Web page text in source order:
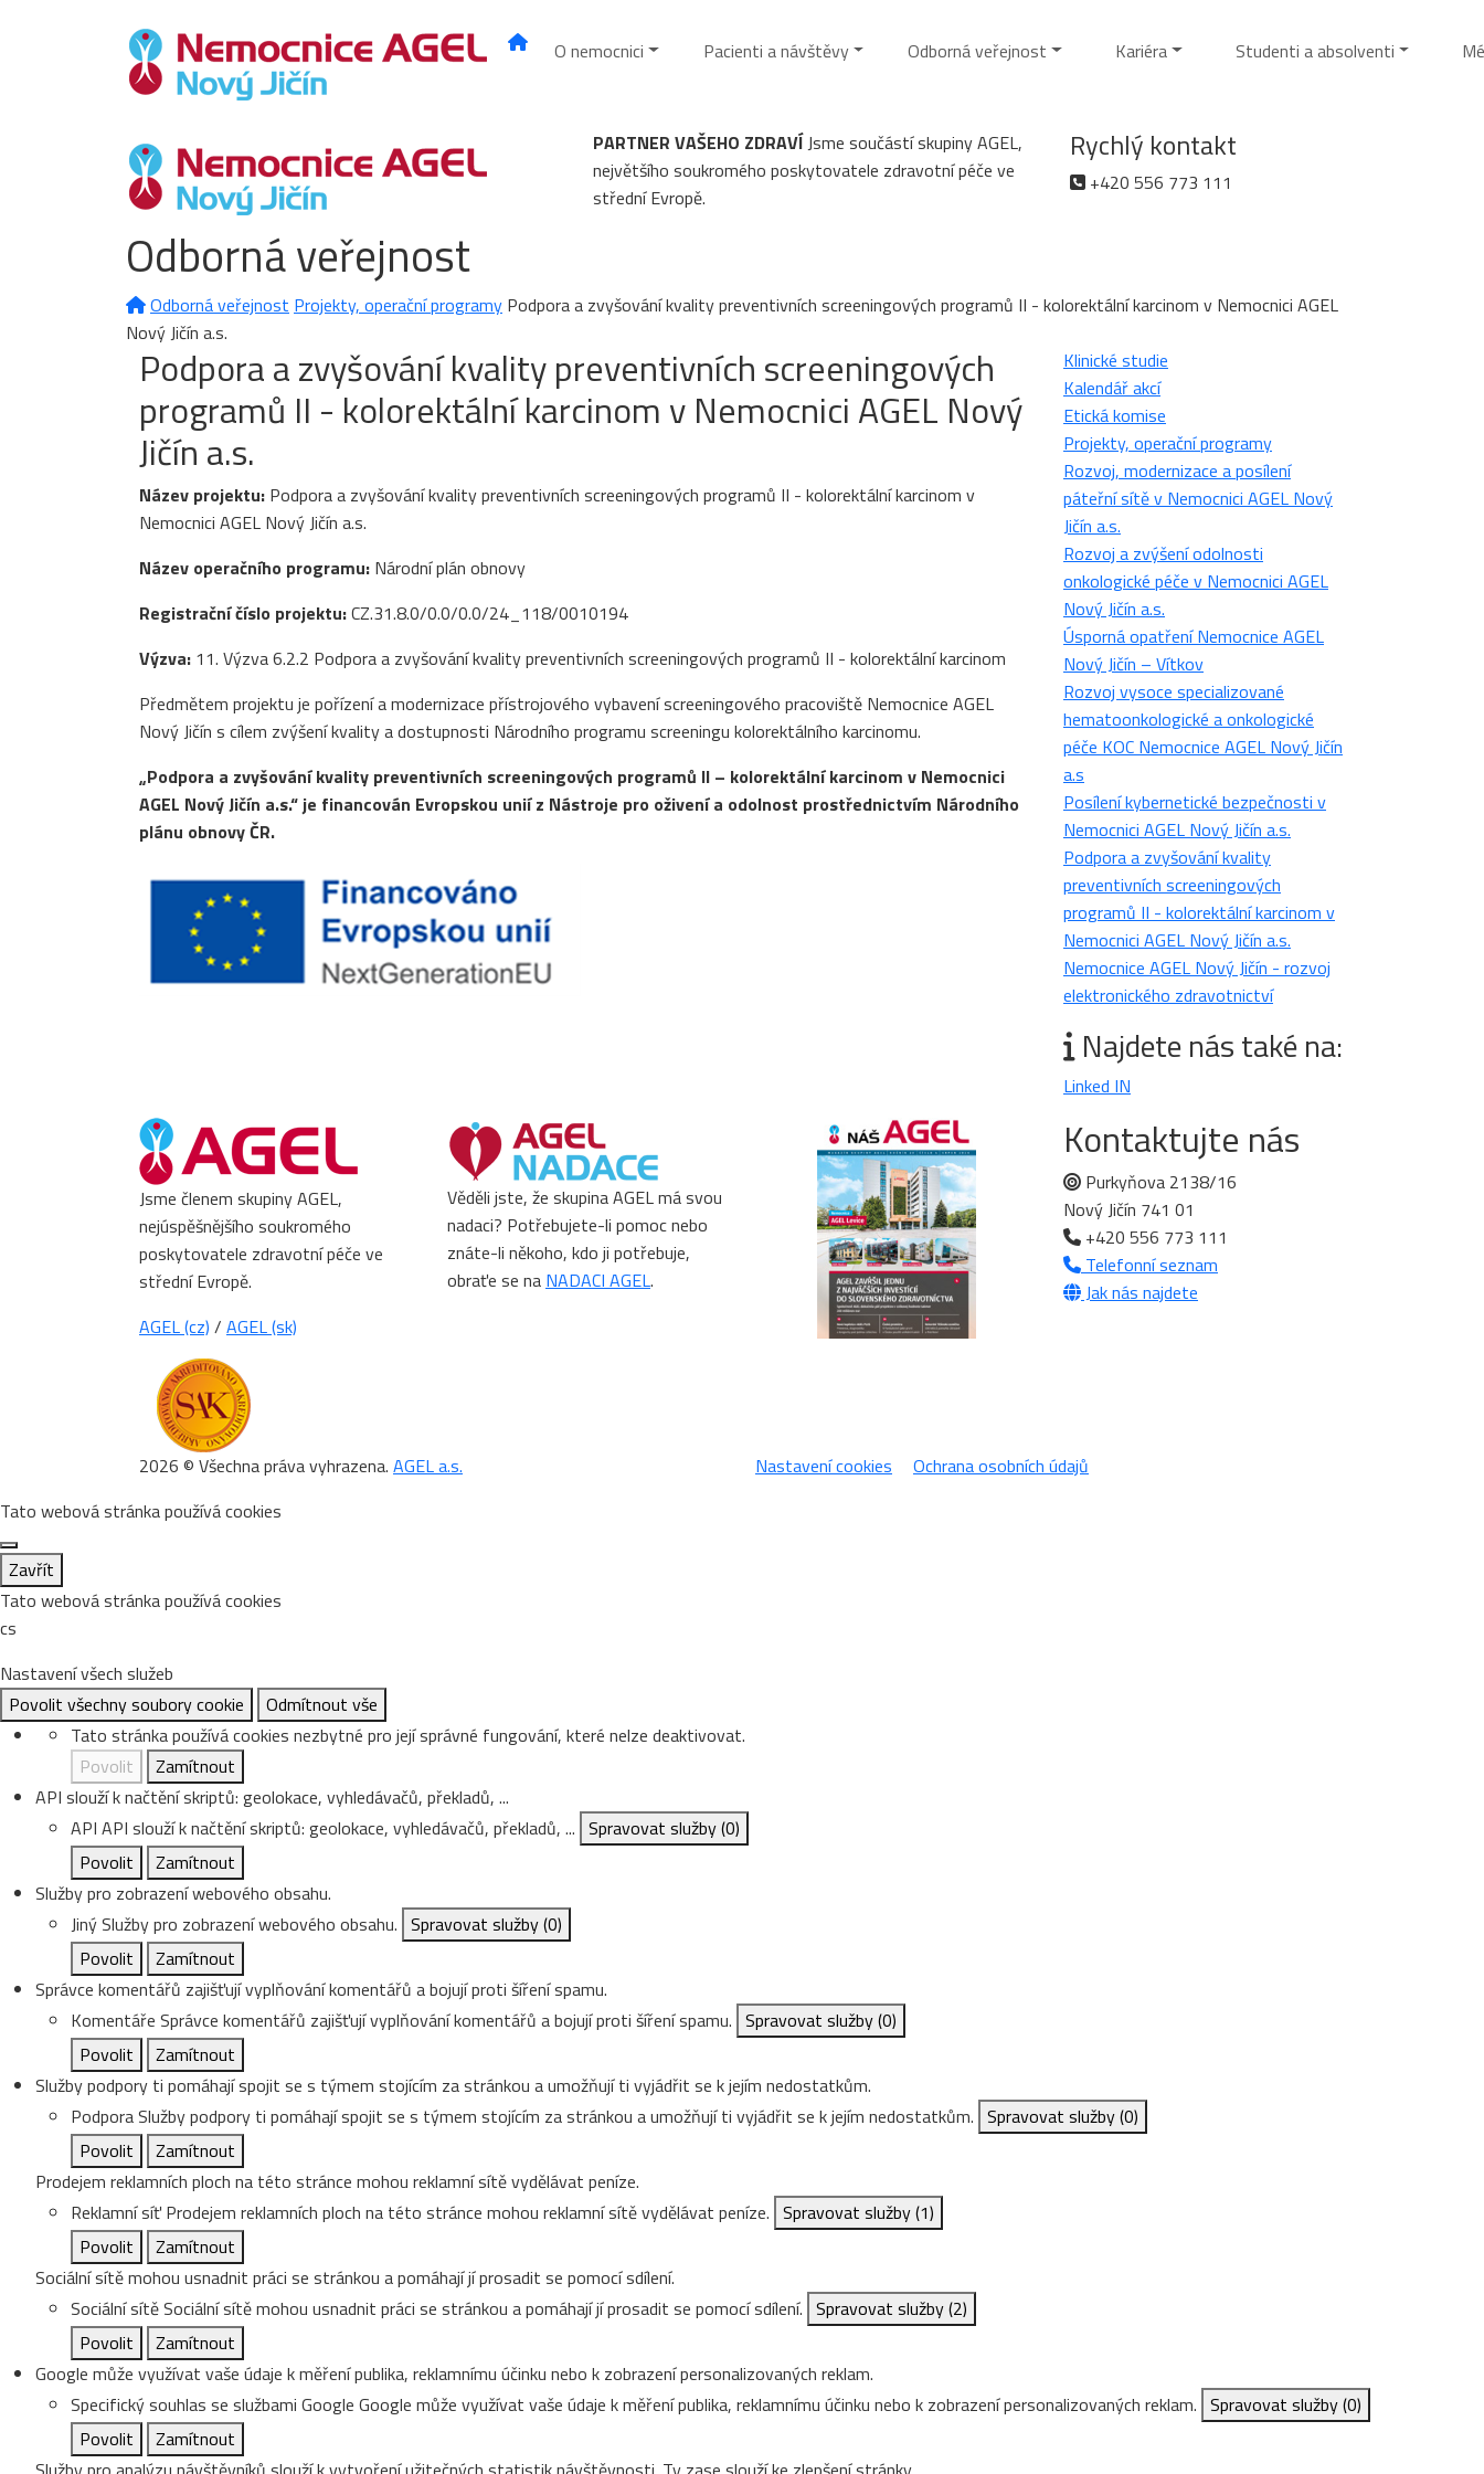
O nemocnici Pacienti a návštěvy Odborná veřejnost Kariéra Studenti a absolventi
PARTNER VAŠEHO ZDRAVÍJsme součástí skupiny AGEL,
největšího soukromého poskytovatele zdravotní péče ve
střední Evropě.
Rychlý kontakt
+420 556 773 111
Odborná veřejnost
Odborná veřejnost Projekty, operační programy Podpora a zvyšování kvality preventivních screeningových programů II - kolorektální karcinom v Nemocnici AGEL
Nový Jičín a.s.
Podpora a zvyšování kvality preventivních screeningových
programů II - kolorektální karcinom v Nemocnici AGEL Nový
Jičín a.s.
Název projektu: Podpora a zvyšování kvality preventivních screeningových programů II - kolorektální karcinom v
Nemocnici AGEL Nový Jičín a.s.
Název operačního programu: Národní plán obnovy
Registrační číslo projektu:CZ.31.8.0/0.0/0.0/24_118/0010194
Výzva: 11. Výzva 6.2.2 Podpora a zvyšování kvality preventivních screeningových programů II - kolorektální karcinom
Předmětem projektu je pořízení a modernizace přístrojového vybavení screeningového pracoviště Nemocnice AGEL
Nový Jičín s cílem zvýšení kvality a dostupnosti Národního programu screeningu kolorektálního karcinomu.
„Podpora a zvyšování kvality preventivních screeningových programů II – kolorektální karcinom v Nemocnici
AGEL Nový Jičín a.s.“ je financován Evropskou unií z Nástroje pro oživení a odolnost prostřednictvím Národního
plánu obnovy ČR.
Klinické studie
Kalendář akcí
Etická komise
Projekty, operační programy
Rozvoj, modernizace a posílení
páteřní sítě v Nemocnici AGEL Nový
Jičín a.s.
Rozvoj a zvýšení odolnosti
onkologické péče v Nemocnici AGEL
Nový Jičín a.s.
Úsporná opatření Nemocnice AGEL
Nový Jičín – Vítkov
Rozvoj vysoce specializované
hematoonkologické a onkologické
péče KOC Nemocnice AGEL Nový Jičín
a.s
Posílení kybernetické bezpečnosti v
Nemocnici AGEL Nový Jičín a.s.
Podpora a zvyšování kvality
preventivních screeningových
programů II - kolorektální karcinom v
Nemocnici AGEL Nový Jičín a.s.
Nemocnice AGEL Nový Jičín - rozvoj
elektronického zdravotnictví
Najdete nás také na:
Linked IN
Jsme členem skupiny AGEL,
nejúspěšnějšího soukromého
poskytovatele zdravotní péče ve
střední Evropě.
AGEL (cz) / AGEL (sk)
Věděli jste, že skupina AGEL má svou
nadaci? Potřebujete-li pomoc nebo
znáte-li někoho, kdo ji potřebuje,
obraťe se na NADACI AGEL.
Kontaktujte nás
Purkyňova 2138/16
Nový Jičín 741 01
+420 556 773 111
Telefonní seznam
Jak nás najdete
2026 © Všechna práva vyhrazena. AGEL a.s. Nastavení cookies
Ochrana osobních údajů
Tato webová stránka používá cookies
Zavřít
Tato webová stránka používá cookies
cs
Nastavení všech služeb
Povolit všechny soubory cookie
Odmítnout vše
Tato stránka používá cookies nezbytné pro její správné fungování, které nelze deaktivovat.
Povolit
Zamítnout
API slouží k načtění skriptů: geolokace, vyhledávačů, překladů, ...
API API slouží k načtění skriptů: geolokace, vyhledávačů, překladů, ... Spravovat služby(0)
Povolit
Zamítnout
Služby pro zobrazení webového obsahu.
JinýSlužby pro zobrazení webového obsahu. Spravovat služby(0)
Povolit
Zamítnout
Správce komentářů zajišťují vyplňování komentářů a bojují proti šíření spamu.
Komentáře Správce komentářů zajišťují vyplňování komentářů a bojují proti šíření spamu. Spravovat služby(0)
Povolit
Zamítnout
Služby podpory ti pomáhají spojit se s týmem stojícím za stránkou a umožňují ti vyjádřit se k jejím nedostatkům.
PodporaSlužby podpory ti pomáhají spojit se s týmem stojícím za stránkou a umožňují ti vyjádřit se k jejím nedostatkům. Spravovat služby(0)
Povolit
Zamítnout
Prodejem reklamních ploch na této stránce mohou reklamní sítě vydělávat peníze.
Reklamní síť Prodejem reklamních ploch na této stránce mohou reklamní sítě vydělávat peníze. Spravovat služby(1)
Povolit
Zamítnout
Sociální sítě mohou usnadnit práci se stránkou a pomáhají jí prosadit se pomocí sdílení.
Sociální sítěSociální sítě mohou usnadnit práci se stránkou a pomáhají jí prosadit se pomocí sdílení. Spravovat služby(2)
Povolit
Zamítnout
Google může využívat vaše údaje k měření publika, reklamnímu účinku nebo k zobrazení personalizovaných reklam.
Specifický souhlas se službami Google Google může využívat vaše údaje k měření publika, reklamnímu účinku nebo k zobrazení personalizovaných reklam. Spravovat služby(0)
Povolit
Zamítnout